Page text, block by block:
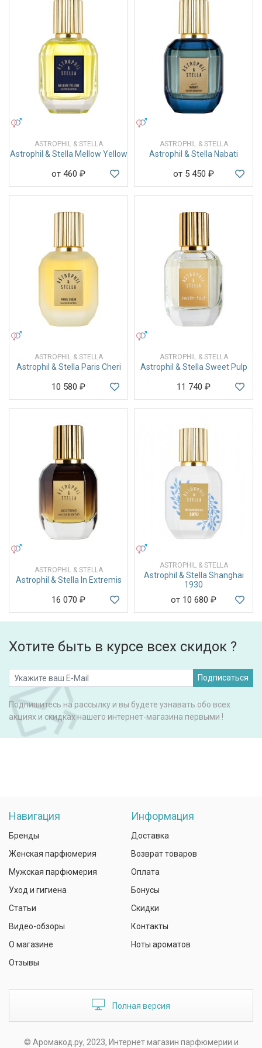
ASTROPHIL & STELLA
Astrophil & Stella Mellow Yellow
от 460 ₽
ASTROPHIL & STELLA
Astrophil & Stella Nabati
от 5 450 ₽
ASTROPHIL & STELLA
Astrophil & Stella Paris Cheri
10 580 ₽
ASTROPHIL & STELLA
Astrophil & Stella Sweet Pulp
11 740 ₽
ASTROPHIL & STELLA
Astrophil & Stella In Extremis
16 070 ₽
ASTROPHIL & STELLA
Astrophil & Stella Shanghai
1930
от 10 680 ₽
Хотите быть в курсе всех скидок ?
Подписаться
Подпишитесь на рассылку и вы будете узнавать обо всех
акциях и скидках нашего интернет-магазина первыми !
Навигация
Бренды
Женская парфюмерия
Мужская парфюмерия
Уход и гигиена
Статьи
Видео-обзоры
О магазине
Отзывы
Информация
Доставка
Возврат товаров
Оплата
Бонусы
Скидки
Контакты
Ноты ароматов
Полная версия
© Аромакод.ру, 2023, Интернет магазин парфюмерии и